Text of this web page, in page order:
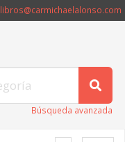
libros@carmichaelalonso.com
Búsqueda avanzada